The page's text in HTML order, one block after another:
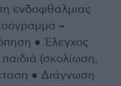
ενδοφθάλμιας
–
● Έλεγχος
(σκολίωση,
● Διάγνωση